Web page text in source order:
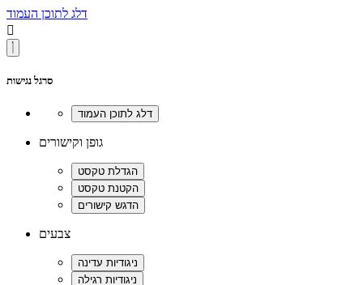
דלג לתוכן העמוד

סרגל נגישות
גופן וקישורים
צבעים